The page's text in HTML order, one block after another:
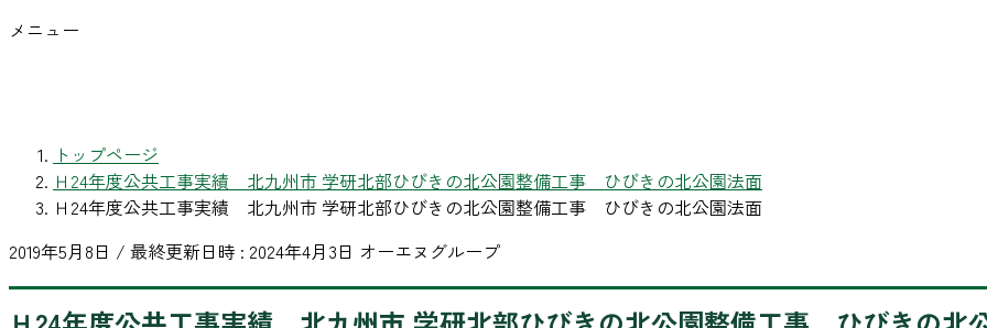
メニュー
トップページ
Ｈ24年度公共工事実績 北九州市 学研北部ひびきの北公園整備工事 ひびきの北公園法面
Ｈ24年度公共工事実績 北九州市 学研北部ひびきの北公園整備工事 ひびきの北公園法面
2019年5月8日 / 最終更新日時 : 2024年4月3日 オーエヌグループ